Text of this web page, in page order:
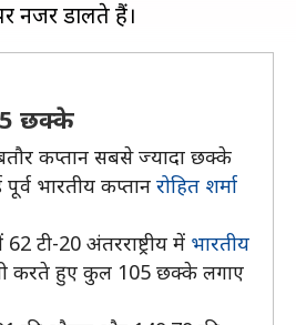
छक्के
बतौर कप्तान सबसे ज्यादा छक्के
पूर्व भारतीय कप्तान रोहित शर्मा
टी-20 अंतरराष्ट्रीय में भारतीय
करते हुए कुल 105 छक्के लगाए